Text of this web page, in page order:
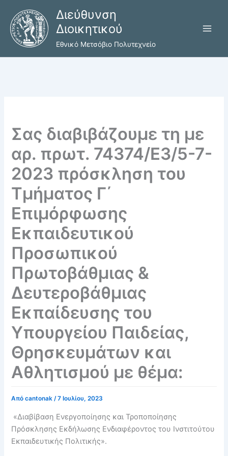
περιεχόμενο
Διεύθυνση
Διοικητικού
Εθνικό Μετσόβιο Πολυτεχνείο
Σας διαβιβάζουμε τη με
αρ. πρωτ. 74374/Ε3/5-7-
2023 πρόσκληση του
Τμήματος Γ΄
Επιμόρφωσης
Εκπαιδευτικού
Προσωπικού
Πρωτοβάθμιας &
Δευτεροβάθμιας
Εκπαίδευσης του
Υπουργείου Παιδείας,
Θρησκευμάτων και
Αθλητισμού με θέμα:
Απόcantonak/7 Ιουλίου, 2023
«Διαβίβαση Ενεργοποίησης και Τροποποίησης
Πρόσκλησης Εκδήλωσης Ενδιαφέροντος του Ινστιτούτου
Εκπαιδευτικής Πολιτικής».